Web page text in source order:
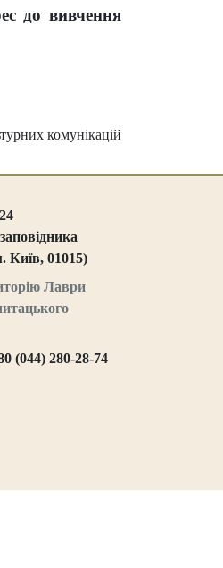
до вивчення
комунікацій
Київ, 01015)
Лаври
(044) 280-28-74